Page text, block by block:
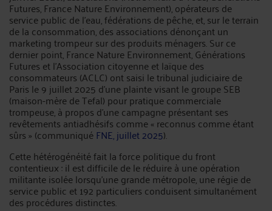
Futures, France Nature Environnement), opérateurs de
service public de l'eau, fédérations de pêche, et, sur le terrain
de la consommation, des associations dénonçant un
marketing trompeur sur des produits ménagers. Sur ce
dernier point, France Nature Environnement, Générations
Futures et l'Association citoyenne et laïque des
consommateurs (ACLC) ont saisi le tribunal judiciaire de
Paris le 9 juillet 2025 d'une plainte visant le groupe SEB
(maison-mère de Tefal) pour pratique commerciale
trompeuse, à propos d'une campagne présentant ses
revêtements antiadhésifs comme « reconnus comme étant
sûrs » (communiquéFNE, juillet 2025).
Cette hétérogénéité fait la force politique du front
contentieux : il est difficile de le réduire à une opération
militante isolée lorsqu'une grande métropole, une régie de
service public et 192 particuliers conduisent simultanément
des procédures distinctes.